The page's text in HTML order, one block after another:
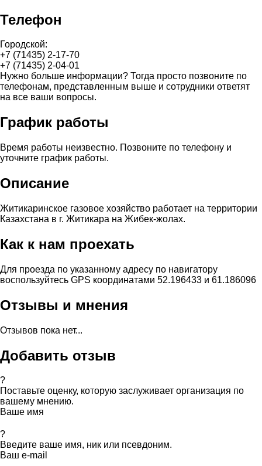
Телефон
Городской:
+7 (71435) 2-17-70
+7 (71435) 2-04-01
Нужно больше информации? Тогда просто позвоните по
телефонам, представленным выше и сотрудники ответят
на все ваши вопросы.
График работы
Время работы неизвестно. Позвоните по телефону и
уточните график работы.
Описание
Житикаринское газовое хозяйство работает на территории
Казахстана в г. Житикара на Жибек-жолах.
Как к нам проехать
Для проезда по указанному адресу по навигатору
воспользуйтесь GPS координатами 52.196433 и 61.186096
Отзывы и мнения
Отзывов пока нет...
Добавить отзыв
?
Поставьте оценку, которую заслуживает организация по
вашему мнению.
Ваше имя
?
Введите ваше имя, ник или псевдоним.
Ваш e-mail